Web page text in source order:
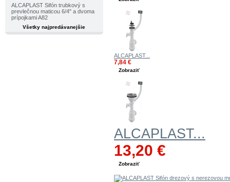
ALCAPLAST Sifón trubkový s
prevlečnou maticou 6/4" a dvoma
prípojkami A82
Všetky najpredávanejšie
ALCAPLAST...
7,84 €
Zobraziť
ALCAPLAST...
13,20 €
Zobraziť